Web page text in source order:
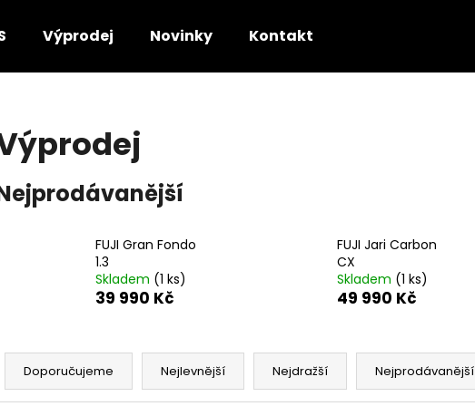
Výprodej Novinky Kontakt
FUJI Gran Fondo
1.3
Skladem (1 ks)
39 990 Kč
FUJI Jari Carbon
CX
Skladem (1 ks)
49 990 Kč
Doporučujeme Nejlevnější Nejdražší Nejprodávanější
Doporučujeme